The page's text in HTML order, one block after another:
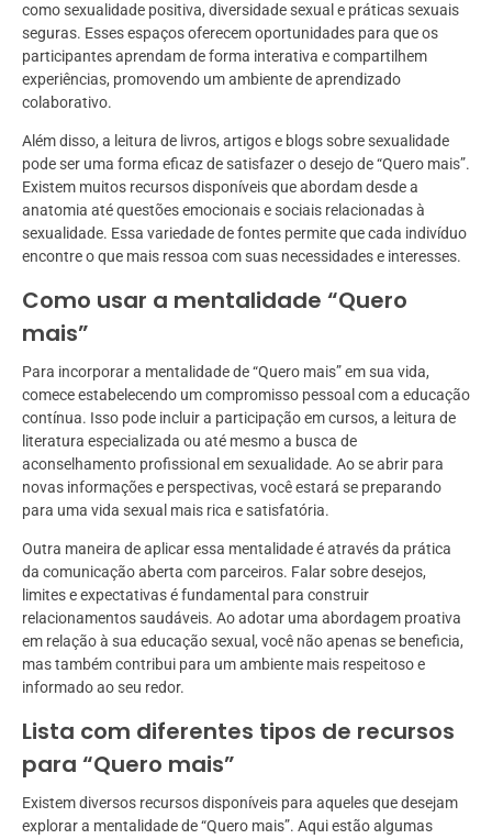
como sexualidade positiva, diversidade sexual e práticas sexuais
seguras. Esses espaços oferecem oportunidades para que os
participantes aprendam de forma interativa e compartilhem
experiências, promovendo um ambiente de aprendizado
colaborativo.
Além disso, a leitura de livros, artigos e blogs sobre sexualidade
pode ser uma forma eficaz de satisfazer o desejo de “Quero mais”.
Existem muitos recursos disponíveis que abordam desde a
anatomia até questões emocionais e sociais relacionadas à
sexualidade. Essa variedade de fontes permite que cada indivíduo
encontre o que mais ressoa com suas necessidades e interesses.
Como usar a mentalidade “Quero
mais”
Para incorporar a mentalidade de “Quero mais” em sua vida,
comece estabelecendo um compromisso pessoal com a educação
contínua. Isso pode incluir a participação em cursos, a leitura de
literatura especializada ou até mesmo a busca de
aconselhamento profissional em sexualidade. Ao se abrir para
novas informações e perspectivas, você estará se preparando
para uma vida sexual mais rica e satisfatória.
Outra maneira de aplicar essa mentalidade é através da prática
da comunicação aberta com parceiros. Falar sobre desejos,
limites e expectativas é fundamental para construir
relacionamentos saudáveis. Ao adotar uma abordagem proativa
em relação à sua educação sexual, você não apenas se beneficia,
mas também contribui para um ambiente mais respeitoso e
informado ao seu redor.
Lista com diferentes tipos de recursos
para “Quero mais”
Existem diversos recursos disponíveis para aqueles que desejam
explorar a mentalidade de “Quero mais”. Aqui estão algumas